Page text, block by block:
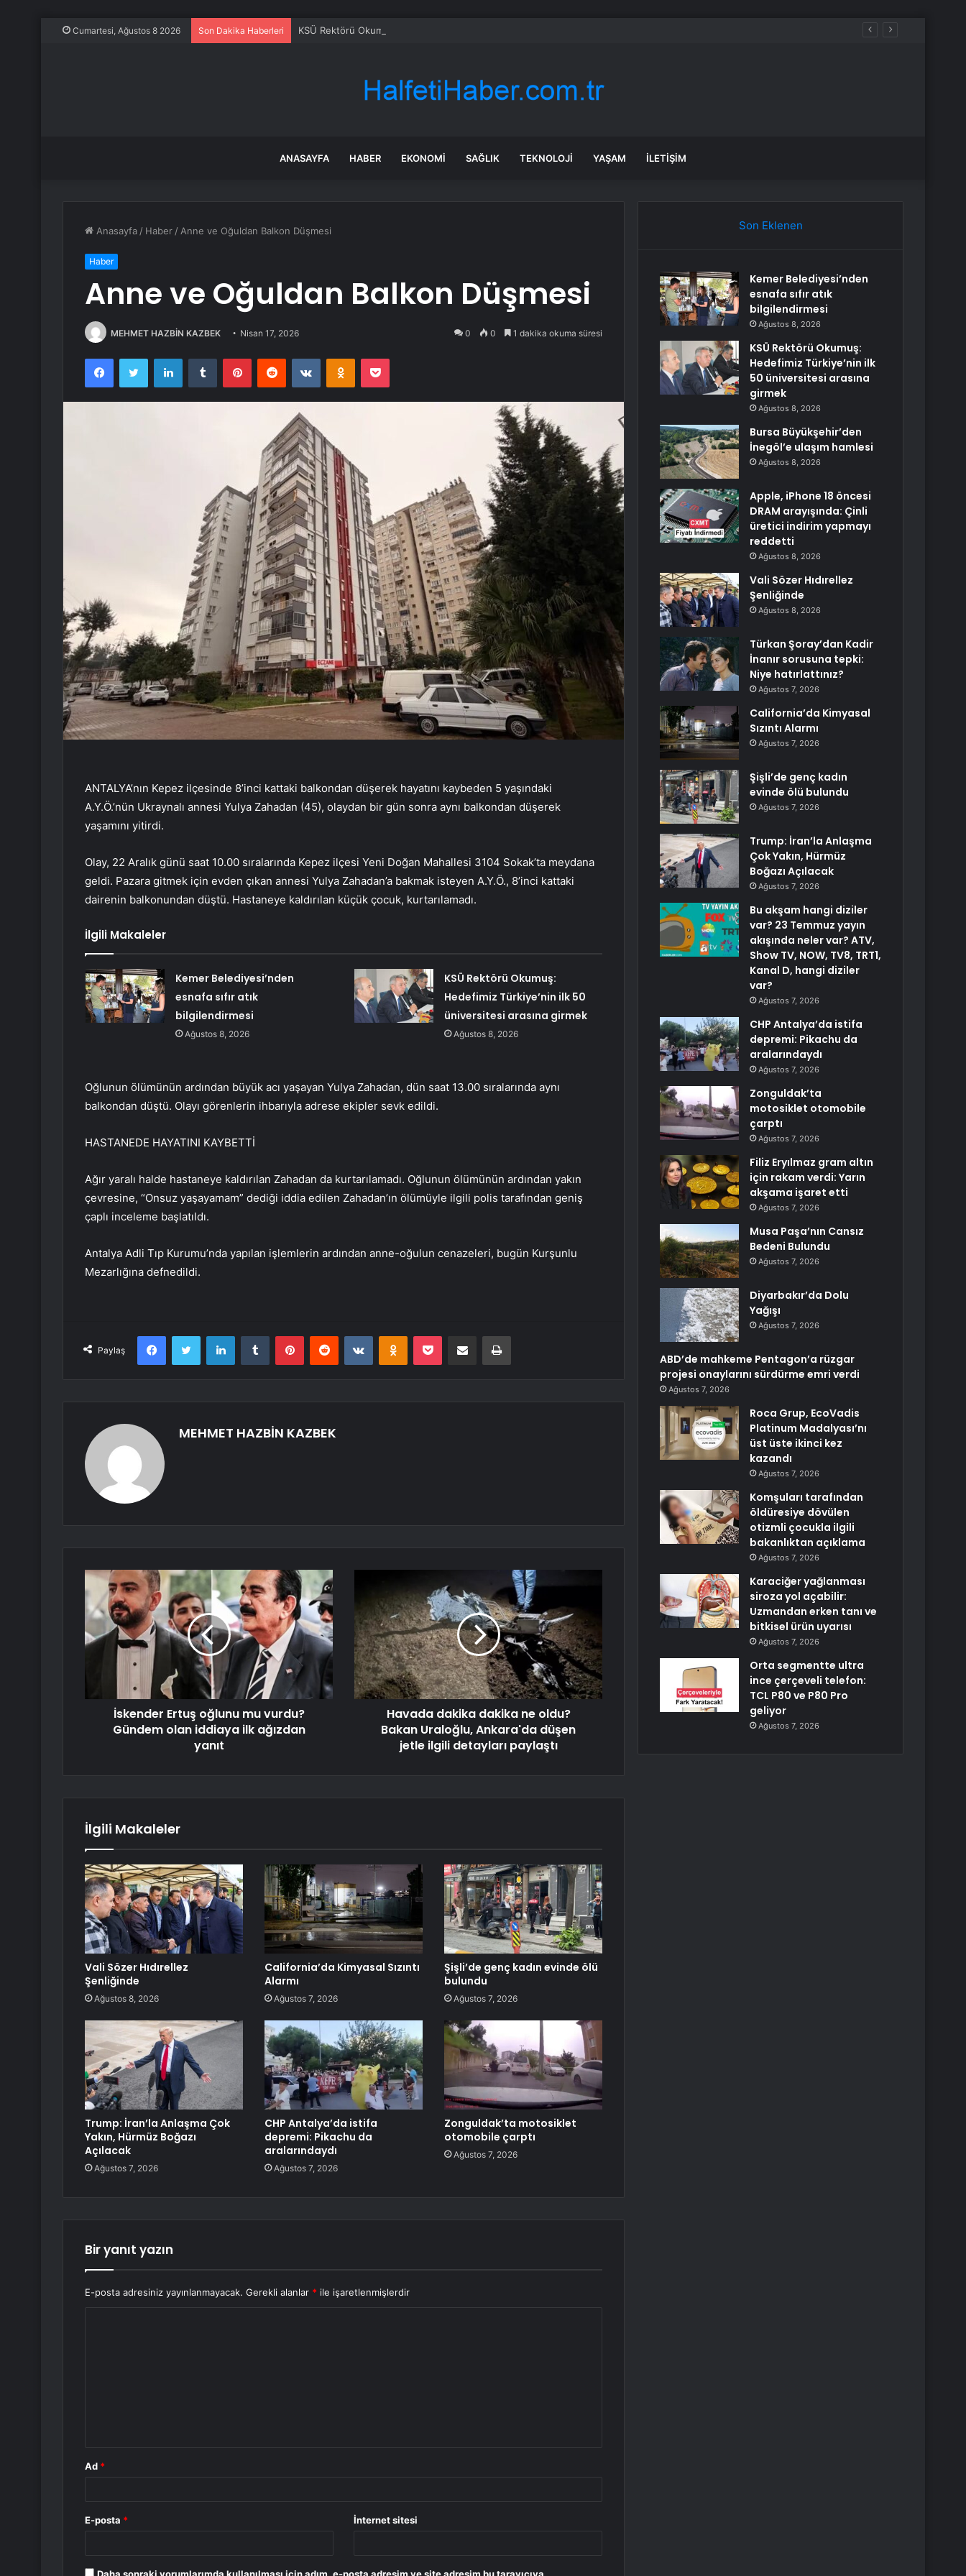
Cumartesi, Ağustos 8 2026 Son Dakika Haberleri KSÜ Rektörü Okumuş: Hedefimiz Türkiye’nin ilk 50 üniversitesi arasına girmek
ANASAYFA HABER EKONOMI SAĞLIK TEKNOLOJI YAŞAM İLETIŞIM
Anasayfa / Haber / Anne ve Oğuldan Balkon Düşmesi
Haber
Anne ve Oğuldan Balkon Düşmesi
MEHMET HAZBİN KAZBEK Nisan 17, 2026 0 0 1 dakika okuma süresi
FacebookTwitter LinkedInTumblr PinterestReddit VKontakteOdnoklassniki
Pocket
ANTALYA’nın Kepez ilçesinde 8’inci kattaki balkondan düşerek hayatını kaybeden 5 yaşındaki
A.Y.Ö.’nün Ukraynalı annesi Yulya Zahadan (45), olaydan bir gün sonra aynı balkondan düşerek
yaşamını yitirdi.
Olay, 22 Aralık günü saat 10.00 sıralarında Kepez ilçesi Yeni Doğan Mahallesi 3104 Sokak’ta meydana
geldi. Pazara gitmek için evden çıkan annesi Yulya Zahadan’a bakmak isteyen A.Y.Ö., 8’inci kattaki
dairenin balkonundan düştü. Hastaneye kaldırılan küçük çocuk, kurtarılamadı.
İlgili Makaleler
Kemer Belediyesi’nden
esnafa sıfır atık
bilgilendirmesi
Ağustos 8, 2026
KSÜ Rektörü Okumuş:
Hedefimiz Türkiye’nin ilk 50
üniversitesi arasına girmek
Ağustos 8, 2026
Oğlunun ölümünün ardından büyük acı yaşayan Yulya Zahadan, dün saat 13.00 sıralarında aynı
balkondan düştü. Olayı görenlerin ihbarıyla adrese ekipler sevk edildi.
HASTANEDE HAYATINI KAYBETTİ
Ağır yaralı halde hastaneye kaldırılan Zahadan da kurtarılamadı. Oğlunun ölümünün ardından yakın
çevresine, “Onsuz yaşayamam” dediği iddia edilen Zahadan’ın ölümüyle ilgili polis tarafından geniş
çaplı inceleme başlatıldı.
Antalya Adli Tıp Kurumu’nda yapılan işlemlerin ardından anne-oğulun cenazeleri, bugün Kurşunlu
Mezarlığına defnedildi.
Paylaş
FacebookTwitter LinkedInTumblr PinterestReddit VKontakteOdnoklassniki
Pocket E-Posta ile paylaş Yazdır
MEHMET HAZBİN KAZBEK
İskender Ertuş oğlunu mu vurdu?
Gündem olan iddiaya ilk ağızdan
yanıt
Havada dakika dakika ne oldu?
Bakan Uraloğlu, Ankara'da düşen
jetle ilgili detayları paylaştı
İlgili Makaleler
Vali Sözer Hıdırellez
Şenliğinde
Ağustos 8, 2026
California’da Kimyasal Sızıntı
Alarmı
Ağustos 7, 2026
Şişli’de genç kadın evinde ölü
bulundu
Ağustos 7, 2026
Trump: İran’la Anlaşma Çok
Yakın, Hürmüz Boğazı
Açılacak
Ağustos 7, 2026
CHP Antalya’da istifa
depremi: Pikachu da
aralarındaydı
Ağustos 7, 2026
Zonguldak’ta motosiklet
otomobile çarptı
Ağustos 7, 2026
Bir yanıt yazın
E-posta adresiniz yayınlanmayacak. Gerekli alanlar * ile işaretlenmişlerdir
Ad *
E-posta * İnternet sitesi
Son Eklenen
Kemer Belediyesi’nden
esnafa sıfır atık
bilgilendirmesi
Ağustos 8, 2026
KSÜ Rektörü Okumuş:
Hedefimiz Türkiye’nin ilk
50 üniversitesi arasına
girmek
Ağustos 8, 2026
Bursa Büyükşehir’den
İnegöl’e ulaşım hamlesi
Ağustos 8, 2026
Apple, iPhone 18 öncesi
DRAM arayışında: Çinli
üretici indirim yapmayı
reddetti
Ağustos 8, 2026
Vali Sözer Hıdırellez
Şenliğinde
Ağustos 8, 2026
Türkan Şoray’dan Kadir
İnanır sorusuna tepki:
Niye hatırlattınız?
Ağustos 7, 2026
California’da Kimyasal
Sızıntı Alarmı
Ağustos 7, 2026
Şişli’de genç kadın
evinde ölü bulundu
Ağustos 7, 2026
Trump: İran’la Anlaşma
Çok Yakın, Hürmüz
Boğazı Açılacak
Ağustos 7, 2026
Bu akşam hangi diziler
var? 23 Temmuz yayın
akışında neler var? ATV,
Show TV, NOW, TV8, TRT1,
Kanal D, hangi diziler
var?
Ağustos 7, 2026
CHP Antalya’da istifa
depremi: Pikachu da
aralarındaydı
Ağustos 7, 2026
Zonguldak’ta
motosiklet otomobile
çarptı
Ağustos 7, 2026
Filiz Eryılmaz gram altın
için rakam verdi: Yarın
akşama işaret etti
Ağustos 7, 2026
Musa Paşa’nın Cansız
Bedeni Bulundu
Ağustos 7, 2026
Diyarbakır’da Dolu
Yağışı
Ağustos 7, 2026
ABD’de mahkeme Pentagon’a rüzgar
projesi onaylarını sürdürme emri verdi
Ağustos 7, 2026
Roca Grup, EcoVadis
Platinum Madalyası’nı
üst üste ikinci kez
kazandı
Ağustos 7, 2026
Komşuları tarafından
öldüresiye dövülen
otizmli çocukla ilgili
bakanlıktan açıklama
Ağustos 7, 2026
Karaciğer yağlanması
siroza yol açabilir:
Uzmandan erken tanı ve
bitkisel ürün uyarısı
Ağustos 7, 2026
Orta segmentte ultra
ince çerçeveli telefon:
TCL P80 ve P80 Pro
geliyor
Ağustos 7, 2026